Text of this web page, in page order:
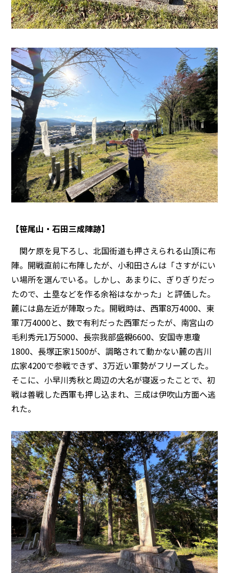
【笹尾山・石田三成陣跡】
関ケ原を見下ろし、北国街道も押さえられる山頂に布
陣。開戦直前に布陣したが、小和田さんは「さすがにい
い場所を選んでいる。しかし、あまりに、ぎりぎりだっ
たので、土塁などを作る余裕はなかった」と評価した。
麓には島左近が陣取った。開戦時は、西軍8万4000、東
軍7万4000と、数で有利だった西軍だったが、南宮山の
毛利秀元1万5000、長宗我部盛親6600、安国寺恵瓊
1800、長塚正家1500が、調略されて動かない麓の吉川
広家4200で参戦できず、3万近い軍勢がフリーズした。
そこに、小早川秀秋と周辺の大名が寝返ったことで、初
戦は善戦した西軍も押し込まれ、三成は伊吹山方面へ逃
れた。